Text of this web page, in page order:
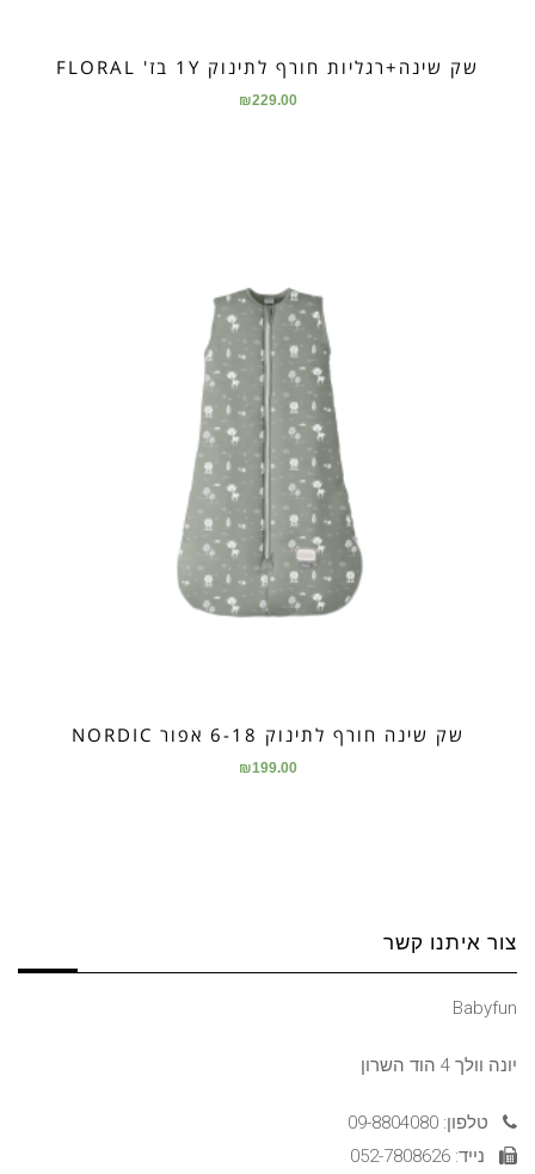
שק שינה+רגליות חורף לתינוק 1Y בז' FLORAL
₪229.00
שק שינה חורף לתינוק 6-18 אפור NORDIC
₪199.00
צור איתנו קשר
Babyfun
יונה וולך 4 הוד השרון
טלפון: 09-8804080
נייד: 052-7808626